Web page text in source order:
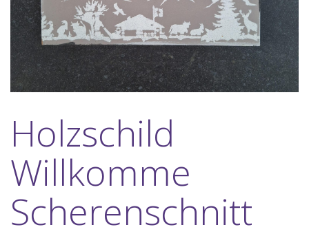
Holzschild
Willkomme
Scherenschnitt